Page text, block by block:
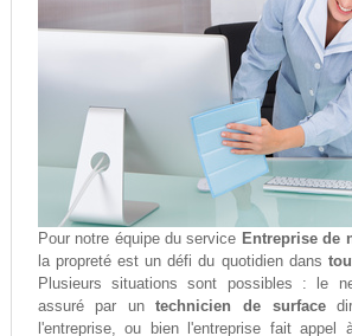
Pour notre équipe du service Entreprise de
la propreté est un défi du quotidien dans
Plusieurs situations sont possibles : le
assuré par untechnicien de surface
l'entreprise, ou bien l'entreprise fait appel